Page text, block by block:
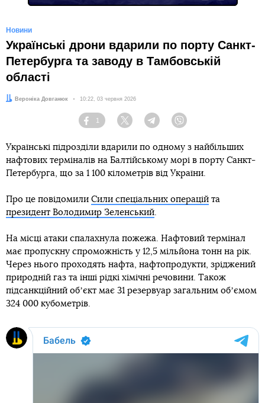
Новини
Українські дрони вдарили по порту Санкт-
Петербурга та заводу в Тамбовській
області
Автор:Вероніка Довганюк Дата:
10:22, 03 червня 2026
Facebook
1
Twitter TelegramViber
Українські підрозділи вдарили по одному з найбільших
нафтових терміналів на Балтійському морі в порту Санкт-
Петербурга, що за 1 100 кілометрів від України.
Про це повідомили Сили спеціальних операцій та
президент Володимир Зеленський.
На місці атаки спалахнула пожежа. Нафтовий термінал
має пропускну спроможність у 12,5 мільйона тонн на рік.
Через нього проходять нафта, нафтопродукти, зріджений
природній газ та інші рідкі хімічні речовини. Також
підсанкційний обʼєкт має 31 резервуар загальним обʼємом
324 000 кубометрів.